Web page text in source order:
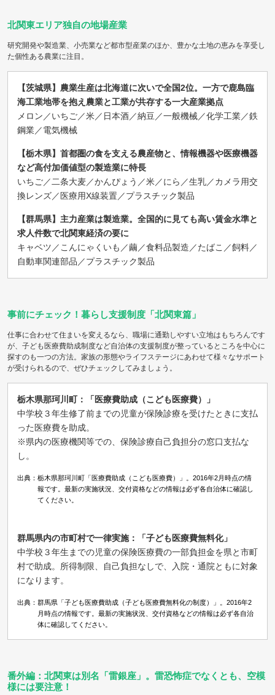
北関東エリア独自の地場産業
研究開発や製造業、小売業など都市型産業のほか、豊かな土地の恵みを享受し
た個性ある農業に注目。
【茨城県】農業生産は北海道に次いで全国2位。一方で鹿島臨
海工業地帯を抱え農業と工業が共存する一大産業拠点
メロン／いちご／米／日本酒／納豆／一般機械／化学工業／鉄
鋼業／電気機械
【栃木県】首都圏の食を支える農産物と、情報機器や医療機器
など高付加価値型の製造業に特長
いちご／二条大麦／かんぴょう／米／にら／生乳／カメラ用交
換レンズ／医療用X線装置／プラスチック製品
【群馬県】主力産業は製造業。全国的に見ても高い賃金水準と
求人件数で北関東経済の要に
キャベツ／こんにゃくいも／繭／食料品製造／たばこ／飼料／
自動車関連部品／プラスチック製品
事前にチェック！暮らし支援制度「北関東篇」
仕事に合わせて住まいを変えるなら、職場に通勤しやすい立地はもちろんです
が、子ども医療費助成制度など自治体の支援制度が整っているところを中心に
探すのも一つの方法。家族の形態やライフステージにあわせて様々なサポート
が受けられるので、ぜひチェックしてみましょう。
栃木県那珂川町：「医療費助成（こども医療費）」
中学校３年生修了前までの児童が保険診療を受けたときに支払
った医療費を助成。
※県内の医療機関等での、保険診療自己負担分の窓口支払な
し。
出典：栃木県那珂川町「医療費助成（こども医療費）」。2016年2月時点の情
報です。最新の実施状況、交付資格などの情報は必ず各自治体に確認し
てください。
群馬県内の市町村で一律実施：「子ども医療費無料化」
中学校３年生までの児童の保険医療費の一部負担金を県と市町
村で助成。所得制限、自己負担なしで、入院・通院ともに対象
になります。
出典：群馬県「子ども医療費助成（子ども医療費無料化の制度）」。2016年2
月時点の情報です。最新の実施状況、交付資格などの情報は必ず各自治
体に確認してください。
番外編：北関東は別名「雷銀座」。雷恐怖症でなくとも、空模
様には要注意！